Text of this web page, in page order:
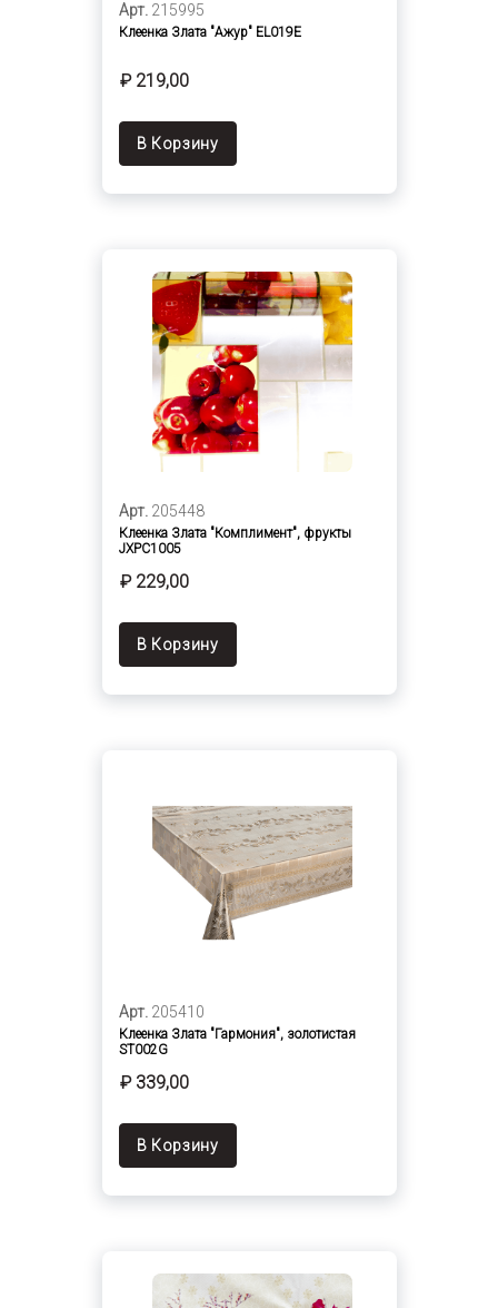
Арт. 215995
Клеенка Злата "Ажур" EL019E
₽ 219,00
В Корзину
Арт. 205448
Клеенка Злата "Комплимент", фрукты
JXPC1005
₽ 229,00
В Корзину
Арт. 205410
Клеенка Злата "Гармония", золотистая
ST002G
₽ 339,00
В Корзину